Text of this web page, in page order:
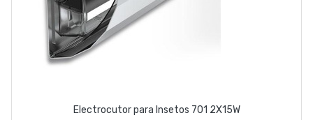
Electrocutor para Insetos 701 2X15W